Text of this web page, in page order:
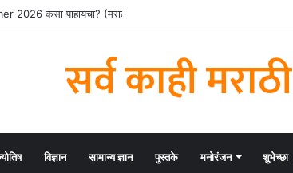
कसा पाहायचा? (मराठी ट्युटोरियल)
सर्व काही मराठी
विज्ञान सामान्य ज्ञान पुस्तके मनोरंजन शुभेच्छा